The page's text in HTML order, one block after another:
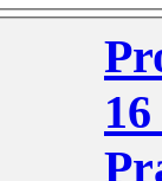
Prodej
16 m2, ulice Kbelská,